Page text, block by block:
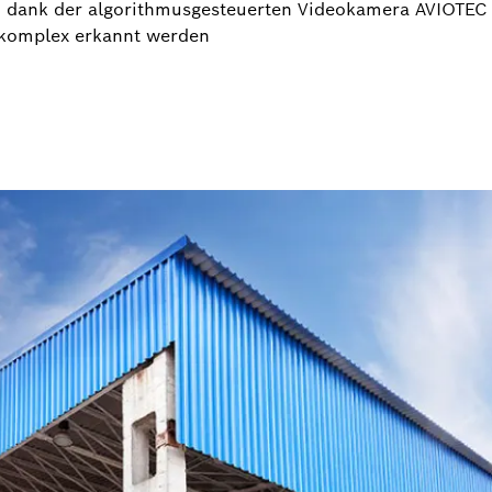
der algorithmusgesteuerten Videokamera
erkannt werden